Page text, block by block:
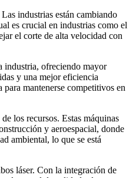
industrias están cambiando
es crucial en industrias como el
el corte de alta velocidad con
industria, ofreciendo mayor
y una mejor eficiencia
mantenerse competitivos en
los recursos. Estas máquinas
y aeroespacial, donde
ambiental, lo que se está
láser. Con la integración de